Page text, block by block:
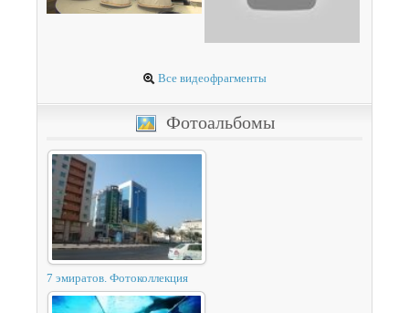
Все видеофрагменты
Фотоальбомы
7 эмиратов. Фотоколлекция